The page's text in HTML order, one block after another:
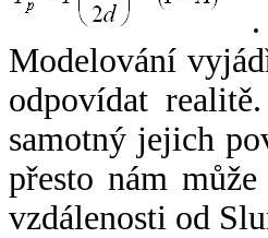
.
Modelování
odpovídat
samotný jejich
přesto nám
vzdálenosti od